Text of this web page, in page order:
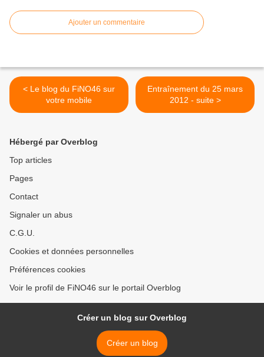
Ajouter un commentaire
< Le blog du FiNO46 sur
votre mobile
Entraînement du 25 mars
2012 - suite >
Hébergé par Overblog
Top articles
Pages
Contact
Signaler un abus
C.G.U.
Cookies et données personnelles
Préférences cookies
Voir le profil de FiNO46 sur le portail Overblog
Créer un blog sur Overblog
Créer un blog